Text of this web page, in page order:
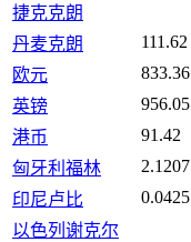
捷克克朗
丹麦克朗
111.62
欧元
833.36
英镑
956.05
港币
91.42
匈牙利福林
2.1207
印尼卢比
0.0425
以色列谢克尔